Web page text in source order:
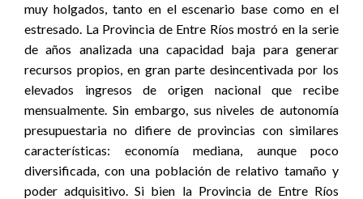
muy holgados, tanto en el escenario base como en el
estresado. La Provincia de Entre Ríos mostró en la serie
de años analizada una capacidad baja para generar
recursos propios, en gran parte desincentivada por los
elevados ingresos de origen nacional que recibe
mensualmente. Sin embargo, sus niveles de autonomía
presupuestaria no difiere de provincias con similares
características: economía mediana, aunque poco
diversificada, con una población de relativo tamaño y
poder adquisitivo. Si bien la Provincia de Entre Ríos